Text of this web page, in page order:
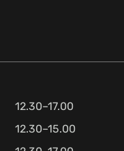
12.30–17.00
12.30–15.00